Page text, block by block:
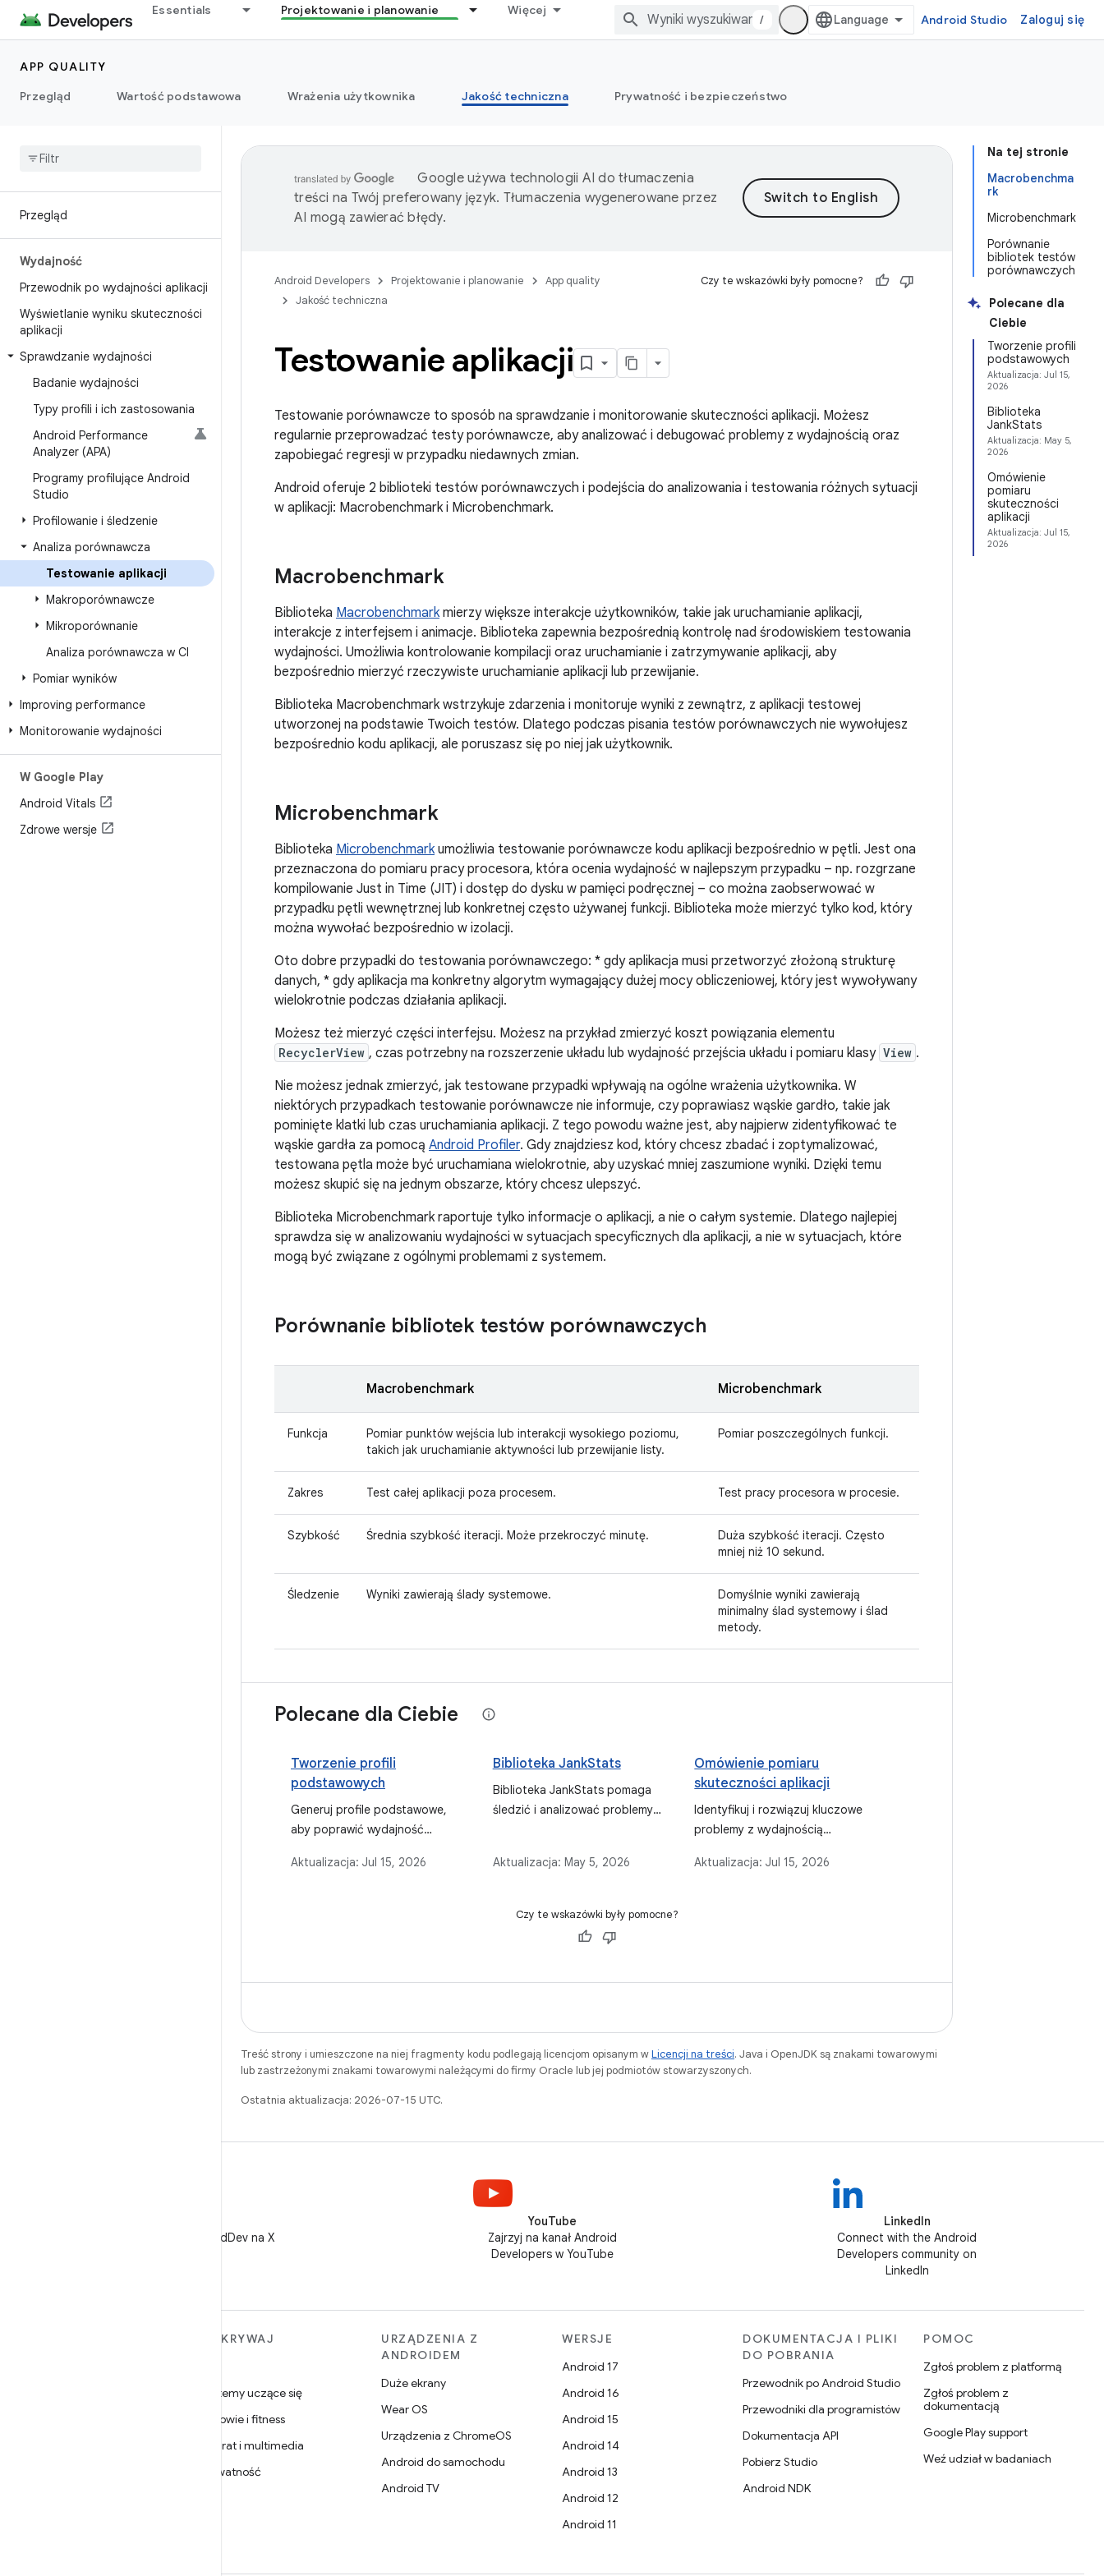
Essentials Projektowanie i planowanie Więcej
/ Android Studio Zaloguj się
APP QUALITY
Przegląd
Wartość podstawowa Wrażenia użytkownika Jakość techniczna Prywatność i bezpieczeństwo
Przegląd
Wydajność
Przewodnik po wydajności aplikacji
Wyświetlanie wyniku skuteczności
aplikacji
Sprawdzanie wydajności
Badanie wydajności
Typy profili i ich zastosowania
Android Performance
Analyzer (APA)
Programy profilujące Android
Studio
Profilowanie i śledzenie
Analiza porównawcza
Testowanie aplikacji
Makroporównawcze
Mikroporównanie
Analiza porównawcza w CI
Pomiar wyników
Improving performance
Monitorowanie wydajności
W Google Play
Android Vitals
Zdrowe wersje
Na tej stronie
Macrobenchma
rk
Microbenchmark
Porównanie
bibliotek testów
porównawczych
Polecane dla
Ciebie
Tworzenie profili
podstawowych
Aktualizacja: Jul 15,
2026
Biblioteka
JankStats
Aktualizacja: May 5,
2026
Omówienie
pomiaru
skuteczności
aplikacji
Aktualizacja: Jul 15,
2026
Google używa technologii AI do tłumaczenia
treści na Twój preferowany język. Tłumaczenia wygenerowane przez
AI mogą zawierać błędy.
Android Developers Projektowanie i planowanie
App quality
Jakość techniczna
Czy te wskazówki były pomocne?
Testowanie aplikacji
Testowanie porównawcze to sposób na sprawdzanie i monitorowanie skuteczności aplikacji. Możesz
regularnie przeprowadzać testy porównawcze, aby analizować i debugować problemy z wydajnością oraz
zapobiegać regresji w przypadku niedawnych zmian.
Android oferuje 2 biblioteki testów porównawczych i podejścia do analizowania i testowania różnych sytuacji
w aplikacji: Macrobenchmark i Microbenchmark.
Macrobenchmark
Biblioteka Macrobenchmarkmierzy większe interakcje użytkowników, takie jak uruchamianie aplikacji,
interakcje z interfejsem i animacje. Biblioteka zapewnia bezpośrednią kontrolę nad środowiskiem testowania
wydajności. Umożliwia kontrolowanie kompilacji oraz uruchamianie i zatrzymywanie aplikacji, aby
bezpośrednio mierzyć rzeczywiste uruchamianie aplikacji lub przewijanie.
Biblioteka Macrobenchmark wstrzykuje zdarzenia i monitoruje wyniki z zewnątrz, z aplikacji testowej
utworzonej na podstawie Twoich testów. Dlatego podczas pisania testów porównawczych nie wywołujesz
bezpośrednio kodu aplikacji, ale poruszasz się po niej jak użytkownik.
Microbenchmark
Biblioteka Microbenchmarkumożliwia testowanie porównawcze kodu aplikacji bezpośrednio w pętli. Jest ona
przeznaczona do pomiaru pracy procesora, która ocenia wydajność w najlepszym przypadku – np. rozgrzane
kompilowanie Just in Time (JIT) i dostęp do dysku w pamięci podręcznej – co można zaobserwować w
przypadku pętli wewnętrznej lub konkretnej często używanej funkcji. Biblioteka może mierzyć tylko kod, który
można wywołać bezpośrednio w izolacji.
Oto dobre przypadki do testowania porównawczego: * gdy aplikacja musi przetworzyć złożoną strukturę
danych, * gdy aplikacja ma konkretny algorytm wymagający dużej mocy obliczeniowej, który jest wywoływany
wielokrotnie podczas działania aplikacji.
Możesz też mierzyć części interfejsu. Możesz na przykład zmierzyć koszt powiązania elementu
RecyclerView , czas potrzebny na rozszerzenie układu lub wydajność przejścia układu i pomiaru klasy View .
Nie możesz jednak zmierzyć, jak testowane przypadki wpływają na ogólne wrażenia użytkownika. W
niektórych przypadkach testowanie porównawcze nie informuje, czy poprawiasz wąskie gardło, takie jak
pominięte klatki lub czas uruchamiania aplikacji. Z tego powodu ważne jest, aby najpierw zidentyfikować te
wąskie gardła za pomocą Android Profiler. Gdy znajdziesz kod, który chcesz zbadać i zoptymalizować,
testowana pętla może być uruchamiana wielokrotnie, aby uzyskać mniej zaszumione wyniki. Dzięki temu
możesz skupić się na jednym obszarze, który chcesz ulepszyć.
Biblioteka Microbenchmark raportuje tylko informacje o aplikacji, a nie o całym systemie. Dlatego najlepiej
sprawdza się w analizowaniu wydajności w sytuacjach specyficznych dla aplikacji, a nie w sytuacjach, które
mogą być związane z ogólnymi problemami z systemem.
Porównanie bibliotek testów porównawczych
Macrobenchmark Microbenchmark
Funkcja
Pomiar punktów wejścia lub interakcji wysokiego poziomu,
takich jak uruchamianie aktywności lub przewijanie listy.
Pomiar poszczególnych funkcji.
Zakres Test całej aplikacji poza procesem. Test pracy procesora w procesie.
Szybkość Średnia szybkość iteracji. Może przekroczyć minutę.
Duża szybkość iteracji. Często
mniej niż 10 sekund.
Śledzenie Wyniki zawierają ślady systemowe.
Domyślnie wyniki zawierają
minimalny ślad systemowy i ślad
metody.
Polecane dla Ciebie
Tworzenie profili
podstawowych
Generuj profile podstawowe,
aby poprawić wydajność
aplikacji, korzystając z Android
Aktualizacja: Jul 15, 2026
Biblioteka JankStats
Biblioteka JankStats pomaga
śledzić i analizować problemy
o klatkach aplikacji, których
Oferuje funkcje takie jak
heurystyka zacinania się
i kontekst stanu interfejsu.
Aktualizacja: May 5, 2026
Omówienie pomiaru
skuteczności aplikacji
Identyfikuj i rozwiązuj kluczowe
problemy z wydajnością
przy uruchamianiu, zacinanie
Aktualizacja:Jul 15, 2026
Czy te wskazówki były pomocne?
Treść strony i umieszczone na niej fragmenty kodu podlegają licencjom opisanym wLicencji na treści. Java i OpenJDK są znakami towarowymi
lub zastrzeżonymi znakami towarowymi należącymi do firmy Oracle lub jej podmiotów stowarzyszonych.
Ostatnia aktualizacja: 2026-07-15 UTC.
Obserwuj @AndroidDev na X
YouTube
Zajrzyj na kanał Android
Developers w YouTube
LinkedIn
Connect with the Android
Developers community on
LinkedIn
ODKRYWAJ
Systemy uczące się
Zdrowie i fitness
Aparat i multimedia
Prywatność
URZĄDZENIA Z
ANDROIDEM
Duże ekrany
Wear OS
Urządzenia z ChromeOS
Android do samochodu
Android TV
WERSJE
Android 17
Android 16
Android 15
Android 14
Android 13
Android 12
Android 11
DOKUMENTACJA I PLIKI
DO POBRANIA
Przewodnik po Android Studio
Przewodniki dla programistów
Dokumentacja API
Pobierz Studio
Android NDK
POMOC
Zgłoś problem z platformą
Zgłoś problem z
dokumentacją
Google Play support
Weź udział w badaniach